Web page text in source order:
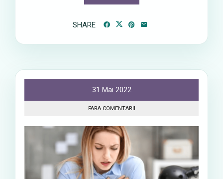
SHARE
31 Mai 2022
FARA COMENTARII